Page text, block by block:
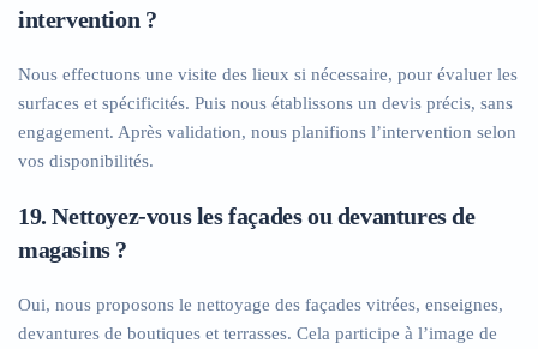
intervention ?
Nous effectuons une visite des lieux si nécessaire, pour évaluer les
surfaces et spécificités. Puis nous établissons un devis précis, sans
engagement. Après validation, nous planifions l’intervention selon
vos disponibilités.
19. Nettoyez-vous les façades ou devantures de
magasins ?
Oui, nous proposons le nettoyage des façades vitrées, enseignes,
devantures de boutiques et terrasses. Cela participe à l’image de